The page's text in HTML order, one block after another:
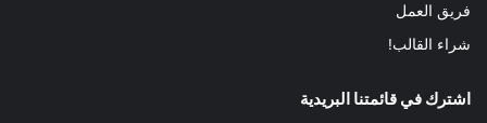
فريق العمل
شراء القالب!
اشترك في قائمتنا البريدية